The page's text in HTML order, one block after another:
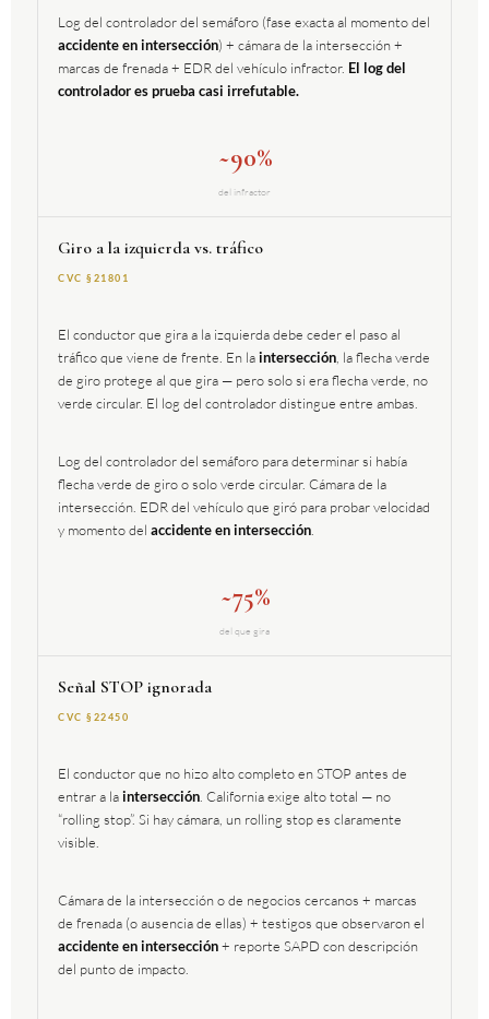
Log del controlador del semáforo (fase exacta al momento del
accidente en intersección) + cámara de la intersección +
marcas de frenada + EDR del vehículo infractor. El log del
controlador es prueba casi irrefutable.
~90%
del infractor
Giro a la izquierda vs. tráfico
CVC §21801
El conductor que gira a la izquierda debe ceder el paso al
tráfico que viene de frente. En laintersección, la flecha verde
de giro protege al que gira — pero solo si era flecha verde, no
verde circular. El log del controlador distingue entre ambas.
Log del controlador del semáforo para determinar si había
flecha verde de giro o solo verde circular. Cámara de la
intersección. EDR del vehículo que giró para probar velocidad
y momento del accidente en intersección.
~75%
del que gira
Señal STOP ignorada
CVC §22450
El conductor que no hizo alto completo en STOP antes de
entrar a laintersección. California exige alto total — no
“rolling stop”. Si hay cámara, un rolling stop es claramente
visible.
Cámara de la intersección o de negocios cercanos + marcas
de frenada (o ausencia de ellas) + testigos que observaron el
accidente en intersección+ reporte SAPD con descripción
del punto de impacto.